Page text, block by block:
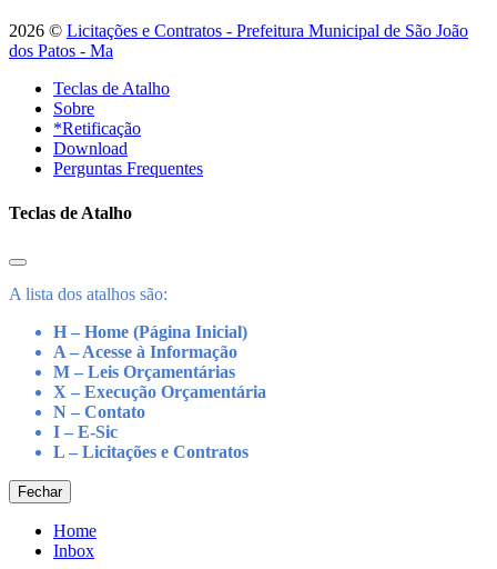
2026 © Licitações e Contratos - Prefeitura Municipal de São João
dos Patos - Ma
Teclas de Atalho
Sobre
*Retificação
Download
Perguntas Frequentes
Teclas de Atalho
A lista dos atalhos são:
H – Home (Página Inicial)
A – Acesse à Informação
M – Leis Orçamentárias
X – Execução Orçamentária
N – Contato
I – E-Sic
L – Licitações e Contratos
Fechar
Home
Inbox